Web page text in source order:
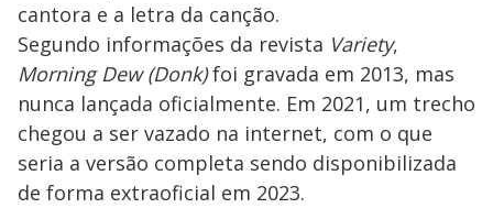
cantora e a letra da canção.
Segundo informações da revista Variety,
Morning Dew (Donk)foi gravada em 2013, mas
nunca lançada oficialmente. Em 2021, um trecho
chegou a ser vazado na internet, com o que
seria a versão completa sendo disponibilizada
de forma extraoficial em 2023.